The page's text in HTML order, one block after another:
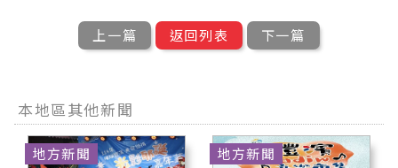
上一篇 返回列表 下一篇
本地區其他新聞
地方新聞 地方新聞